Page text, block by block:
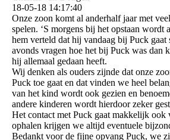
18-05-18 14:17:40
Onze zoon komt al anderhalf jaar met
spelen. ‘S morgens bij het opstaan wordt
hem verteld dat hij vandaag bij Puck gaat
avonds vragen hoe het bij Puck was dan
hij allemaal gedaan heeft.
Wij denken als ouders zijnde dat onze
Puck toe gaat en dat vinden we heel
van het kind wordt ook gezien en
andere kinderen wordt hierdoor zeker
Het contact met Puck gaat makkelijk ook
ophalen krijgen we altijd eventuele
Bedankt voor de fijne opvang Puck, we